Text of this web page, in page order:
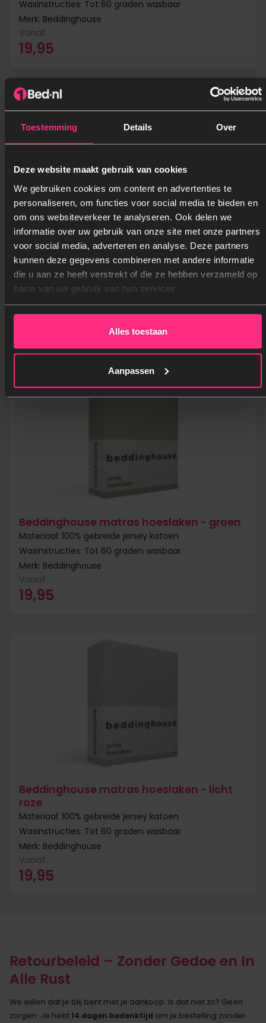
Toestemming Details Over
Deze website maakt gebruik van cookies
We gebruiken cookies om content en advertenties te
personaliseren, om functies voor social media te bieden en
om ons websiteverkeer te analyseren. Ook delen we
informatie over uw gebruik van onze site met onze partners
voor social media, adverteren en analyse. Deze partners
kunnen deze gegevens combineren met andere informatie
die u aan ze heeft verstrekt of die ze hebben verzameld op
basis van uw gebruik van hun services.
Alles toestaan
Aanpassen
Wasinstructies: Tot 60 graden wasbaar
Merk: Beddinghouse
Vanaf
19,95
Beddinghouse matras hoeslaken -
donkergroen
Materiaal: 100% gebreide jersey katoen
Wasinstructies: Tot 60 graden wasbaar
Vanaf
Beddinghouse matras hoeslaken - groen
Materiaal: 100% gebreide jersey katoen
Wasinstructies: Tot 60 graden wasbaar
Merk: Beddinghouse
Vanaf
19,95
Beddinghouse matras hoeslaken - licht
roze
Materiaal: 100% gebreide jersey katoen
Wasinstructies: Tot 60 graden wasbaar
Merk: Beddinghouse
Vanaf
19,95
Retourbeleid – Zonder Gedoe en In
Alle Rust
We willen dat je blij bent met je aankoop. Is dat niet zo? Geen
zorgen. Je hebt 14 dagen bedenktijd om je bestelling zonder